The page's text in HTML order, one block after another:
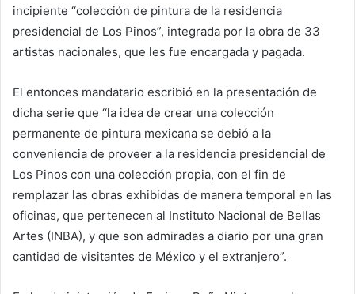
incipiente ‘‘colección de pintura de la residencia
presidencial de Los Pinos”, integrada por la obra de 33
artistas nacionales, que les fue encargada y pagada.
El entonces mandatario escribió en la presentación de
dicha serie que ‘‘la idea de crear una colección
permanente de pintura mexicana se debió a la
conveniencia de proveer a la residencia presidencial de
Los Pinos con una colección propia, con el fin de
remplazar las obras exhibidas de manera temporal en las
oficinas, que pertenecen al Instituto Nacional de Bellas
Artes (INBA), y que son admiradas a diario por una gran
cantidad de visitantes de México y el extranjero”.